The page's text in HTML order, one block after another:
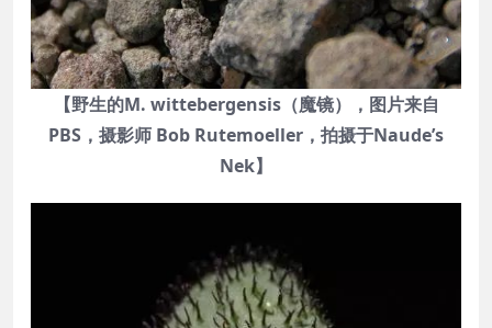
【野生的M. wittebergensis（魔镜），图片来自
PBS，摄影师 Bob Rutemoeller，拍摄于Naude’s
Nek】